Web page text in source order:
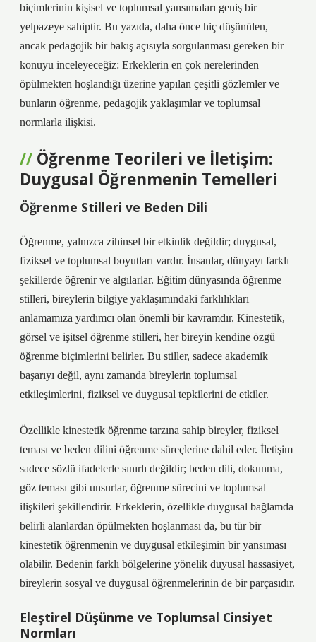
biçimlerinin kişisel ve toplumsal yansımaları geniş bir
yelpazeye sahiptir. Bu yazıda, daha önce hiç düşünülen,
ancak pedagojik bir bakış açısıyla sorgulanması gereken bir
konuyu inceleyeceğiz: Erkeklerin en çok nerelerinden
öpülmekten hoşlandığı üzerine yapılan çeşitli gözlemler ve
bunların öğrenme, pedagojik yaklaşımlar ve toplumsal
normlarla ilişkisi.
Öğrenme Teorileri ve İletişim:
Duygusal Öğrenmenin Temelleri
Öğrenme Stilleri ve Beden Dili
Öğrenme, yalnızca zihinsel bir etkinlik değildir; duygusal,
fiziksel ve toplumsal boyutları vardır. İnsanlar, dünyayı farklı
şekillerde öğrenir ve algılarlar. Eğitim dünyasında öğrenme
stilleri, bireylerin bilgiye yaklaşımındaki farklılıkları
anlamamıza yardımcı olan önemli bir kavramdır. Kinestetik,
görsel ve işitsel öğrenme stilleri, her bireyin kendine özgü
öğrenme biçimlerini belirler. Bu stiller, sadece akademik
başarıyı değil, aynı zamanda bireylerin toplumsal
etkileşimlerini, fiziksel ve duygusal tepkilerini de etkiler.
Özellikle kinestetik öğrenme tarzına sahip bireyler, fiziksel
teması ve beden dilini öğrenme süreçlerine dahil eder. İletişim
sadece sözlü ifadelerle sınırlı değildir; beden dili, dokunma,
göz teması gibi unsurlar, öğrenme sürecini ve toplumsal
ilişkileri şekillendirir. Erkeklerin, özellikle duygusal bağlamda
belirli alanlardan öpülmekten hoşlanması da, bu tür bir
kinestetik öğrenmenin ve duygusal etkileşimin bir yansıması
olabilir. Bedenin farklı bölgelerine yönelik duyusal hassasiyet,
bireylerin sosyal ve duygusal öğrenmelerinin de bir parçasıdır.
Eleştirel Düşünme ve Toplumsal Cinsiyet
Normları